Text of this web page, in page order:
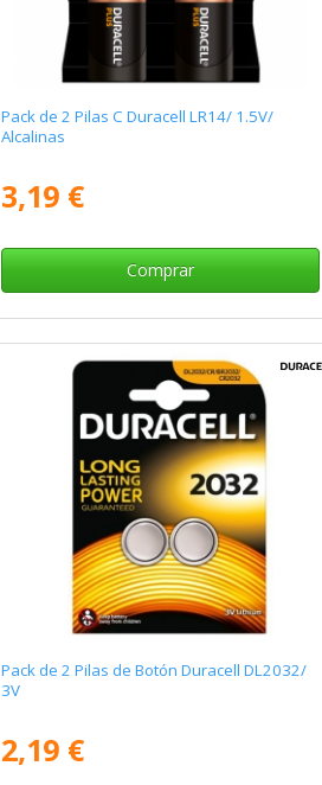
Pack de 2 Pilas C Duracell LR14/ 1.5V/
Alcalinas
3,19 €
Comprar
Pack de 2 Pilas de Botón Duracell DL2032/
3V
2,19 €